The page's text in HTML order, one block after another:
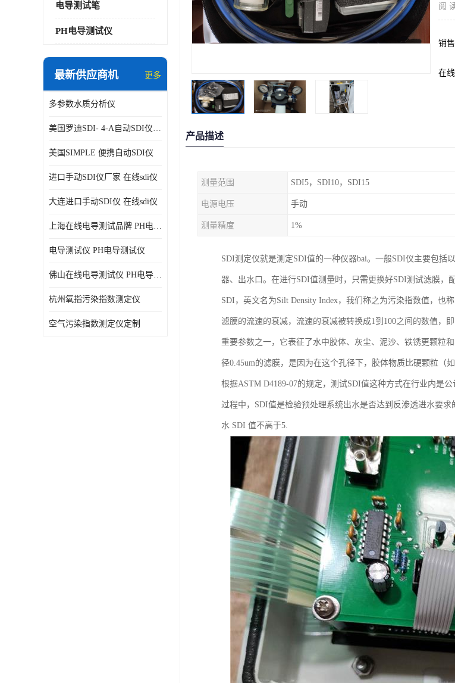
电导测试笔
PH电导测试仪
最新供应商机 更多
多参数水质分析仪
美国罗迪SDI- 4-A自动SDI仪在线分析仪污染指数仪
美国SIMPLE 便携自动SDI仪
进口手动SDI仪厂家 在线sdi仪
大连进口手动SDI仪 在线sdi仪
上海在线电导测试品牌 PH电导测试仪
电导测试仪 PH电导测试仪
佛山在线电导测试仪 PH电导测试仪
杭州氧指污染指数测定仪
空气污染指数测定仪定制
阅
销售
在线
产品描述
测量范围 SDI5，SDI10，SDI15
电源电压 手动
测量精度 1%
SDI测定仪就是测定SDI值的一种仪器bai。一般SDI仪主要包括
器、出水口。在进行SDI值测量时，只需更换好SDI测试滤膜，
SDI，英文名为Silt Density Index，我们称之为污染指数值，也
滤膜的流速的衰减，流速的衰减被转换成1到100之间的数值，
重要参数之一，它表征了水中胶体、灰尘、泥沙、铁锈更颗粒
径0.45um的滤膜，是因为在这个孔径下，胶体物质比硬颗粒（
根据ASTM D4189-07的规定，测试SDI值这种方式在行业内是
过程中，SDI值是检验预处理系统出水是否达到反渗透进水要
水 SDI 值不高于5.